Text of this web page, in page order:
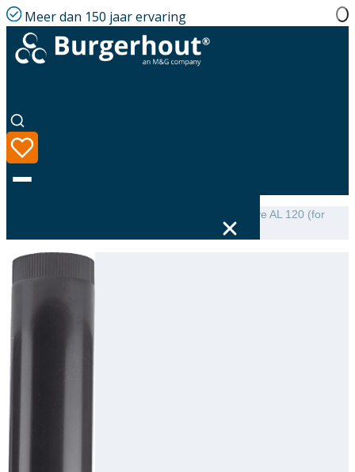
Meer dan 150 jaar ervaring
Taal
Roof terminal extension Above AL 120 (for